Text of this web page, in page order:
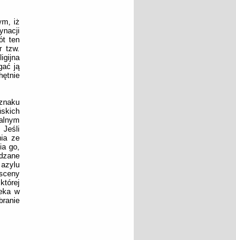
iż
ten
tzw.
ją
Jeśli
ze
go,
w